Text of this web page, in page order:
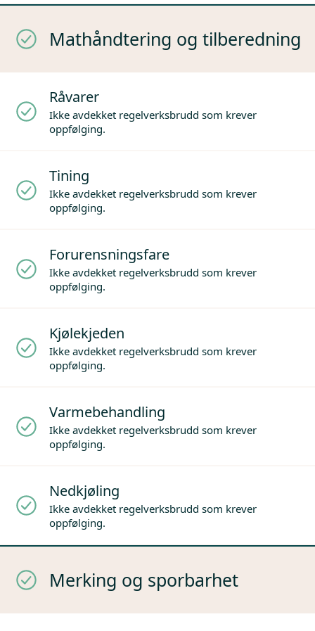
Mathåndtering og tilberedning
Råvarer
Ikke avdekket regelverksbrudd som krever
oppfølging.
Tining
Ikke avdekket regelverksbrudd som krever
oppfølging.
Forurensningsfare
Ikke avdekket regelverksbrudd som krever
oppfølging.
Kjølekjeden
Ikke avdekket regelverksbrudd som krever
oppfølging.
Varmebehandling
Ikke avdekket regelverksbrudd som krever
oppfølging.
Nedkjøling
Ikke avdekket regelverksbrudd som krever
oppfølging.
Merking og sporbarhet